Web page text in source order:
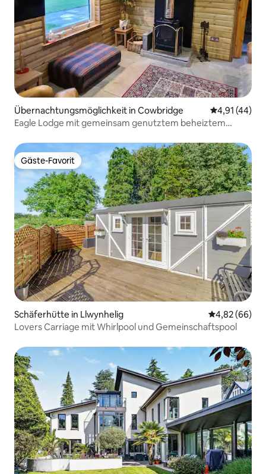
Übernachtungsmöglichkeit in Cowbridge
4,91 (44)
Eagle Lodge mit gemeinsam genutztem beheiztem
Gäste-Favorit
Gäste-Favorit
Schäferhütte in Llwynhelig
4,82 (66)
Lovers Carriage mit Whirlpool und Gemeinschaftspool